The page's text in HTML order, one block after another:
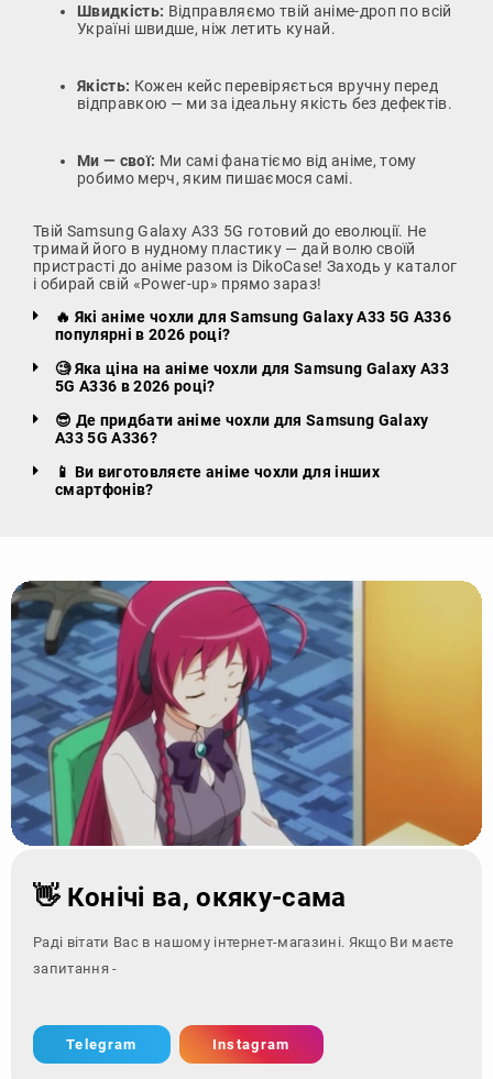
Швидкість: Відправляємо твій аніме-дроп по всій
Україні швидше, ніж летить кунай.
Якість: Кожен кейс перевіряється вручну перед
відправкою — ми за ідеальну якість без дефектів.
Ми — свої: Ми самі фанатіємо від аніме, тому
робимо мерч, яким пишаємося самі.
Твій Samsung Galaxy A33 5G готовий до еволюції. Не
тримай його в нудному пластику — дай волю своїй
пристрасті до аніме разом із DikoCase! Заходь у каталог
і обирай свій «Power-up» прямо зараз!
🔥 Які аніме чохли для Samsung Galaxy A33 5G A336
популярні в 2026 році?
🧐 Яка ціна на аніме чохли для Samsung Galaxy A33
5G A336 в 2026 році?
😎 Де придбати аніме чохли для Samsung Galaxy
A33 5G A336?
📱 Ви виготовляєте аніме чохли для інших
смартфонів?
👋 Конічі ва, окяку-сама
Раді вітати Вас в нашому інтернет-магазині. Якщо Ви маєте
запитання - зверніться за
Telegram Instagram